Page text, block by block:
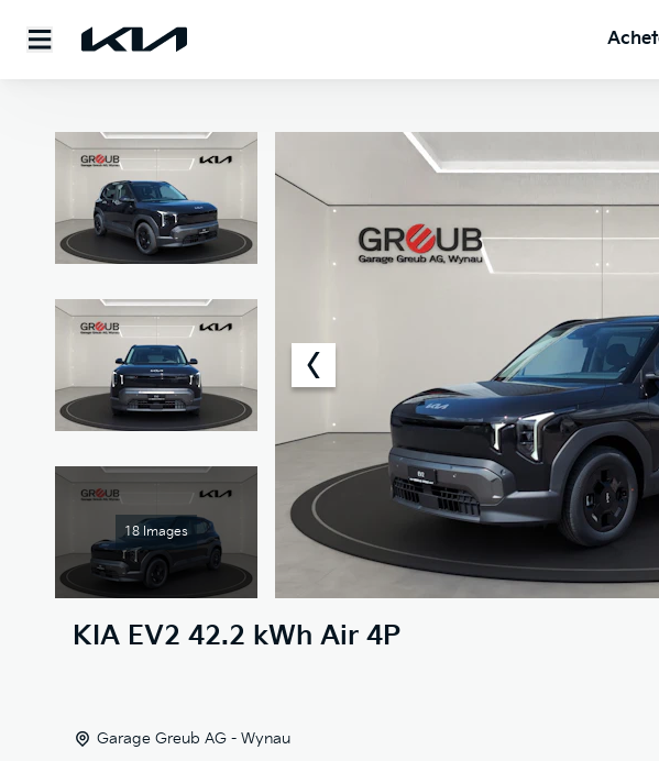
18 Images
KIA EV2 42.2 kWh Air 4P
Garage Greub AG - Wynau